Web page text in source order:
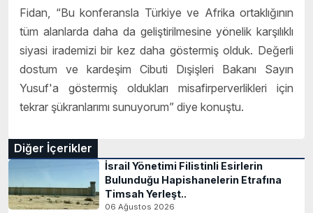
Fidan, “Bu konferansla Türkiye ve Afrika ortaklığının
tüm alanlarda daha da geliştirilmesine yönelik karşılıklı
siyasi irademizi bir kez daha göstermiş olduk. Değerli
dostum ve kardeşim Cibuti Dışişleri Bakanı Sayın
Yusuf'a göstermiş oldukları misafirperverlikleri için
tekrar şükranlarımı sunuyorum” diye konuştu.
Diğer İçerikler
İsrail Yönetimi Filistinli Esirlerin
Bulunduğu Hapishanelerin Etrafına
Timsah Yerleşt..
06 Ağustos 2026